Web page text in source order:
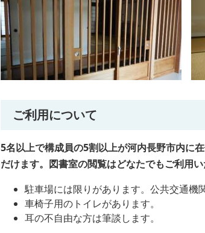
ご利用について
5名以上で構成員の5割以上が河内長野市内に
だけます。図書室の閲覧はどなたでもご利用い
駐車場には限りがあります。公共交通機
車椅子用のトイレがあります。
耳の不自由な方は筆談します。